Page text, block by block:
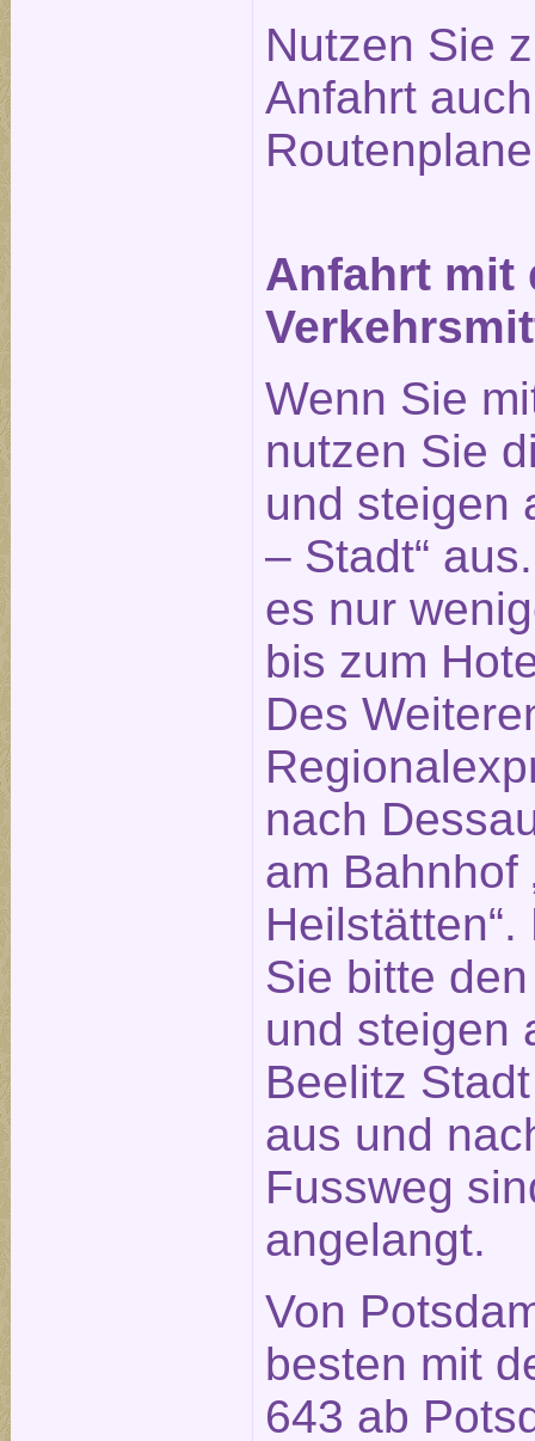
Nutzen Sie
Anfahrt
Anfahrt mit
Wenn Sie
nutzen Sie
und steigen
– Stadt“
es nur
bis zum
Des
nach
am Bahnhof
Sie bitte
und steigen
Beelitz
aus und
Fussweg
angelangt.
Von
besten mit
643 ab